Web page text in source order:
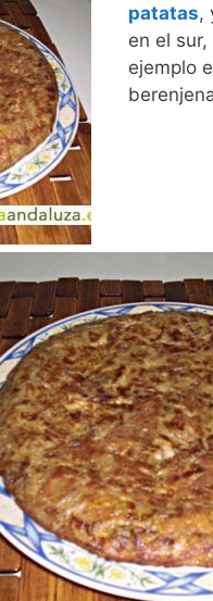
patatas,
en el
ejemplo